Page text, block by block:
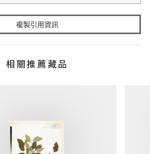
複製引用資訊
相關推薦藏品